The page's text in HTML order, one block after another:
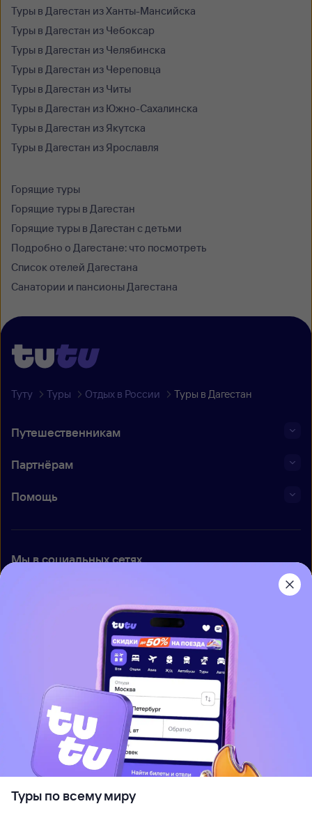
Туры в Дагестан из Ханты-Мансийска
Туры в Дагестан из Чебоксар
Туры в Дагестан из Челябинска
Туры в Дагестан из Череповца
Туры в Дагестан из Читы
Туры в Дагестан из Южно-Сахалинска
Туры в Дагестан из Якутска
Туры в Дагестан из Ярославля
Горящие туры
Горящие туры в Дагестан
Горящие туры в Дагестан с детьми
Подробно o Дагестане: что посмотреть
Список отелей Дагестана
Санатории и пансионы Дагестана
Туту Туры Отдых в России Туры в Дагестан
Путешественникам
Партнёрам
Помощь
Мы в социальных сетях
Приложение Туту
Вакансии
Контакты
Правовая информация
Туры по всему миру